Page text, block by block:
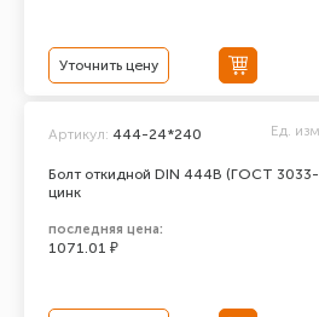
Уточнить цену
Болт откидной DIN 444В (ГОСТ
цинк
Артикул: 444-24*240 Ед.
последняя цена:
1071.01 ₽